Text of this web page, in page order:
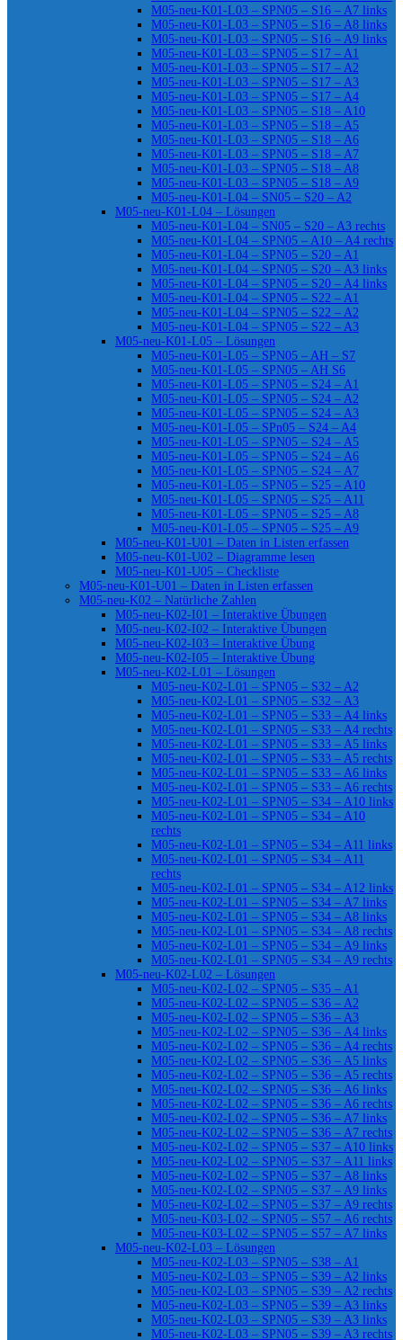
M05-neu-K01-L03 – SPN05 – S16 – A7 links
M05-neu-K01-L03 – SPN05 – S16 – A8 links
M05-neu-K01-L03 – SPN05 – S16 – A9 links
M05-neu-K01-L03 – SPN05 – S17 – A1
M05-neu-K01-L03 – SPN05 – S17 – A2
M05-neu-K01-L03 – SPN05 – S17 – A3
M05-neu-K01-L03 – SPN05 – S17 – A4
M05-neu-K01-L03 – SPN05 – S18 – A10
M05-neu-K01-L03 – SPN05 – S18 – A5
M05-neu-K01-L03 – SPN05 – S18 – A6
M05-neu-K01-L03 – SPN05 – S18 – A7
M05-neu-K01-L03 – SPN05 – S18 – A8
M05-neu-K01-L03 – SPN05 – S18 – A9
M05-neu-K01-L04 – SN05 – S20 – A2
M05-neu-K01-L04 – Lösungen
M05-neu-K01-L04 – SN05 – S20 – A3 rechts
M05-neu-K01-L04 – SPN05 – A10 – A4 rechts
M05-neu-K01-L04 – SPN05 – S20 – A1
M05-neu-K01-L04 – SPN05 – S20 – A3 links
M05-neu-K01-L04 – SPN05 – S20 – A4 links
M05-neu-K01-L04 – SPN05 – S22 – A1
M05-neu-K01-L04 – SPN05 – S22 – A2
M05-neu-K01-L04 – SPN05 – S22 – A3
M05-neu-K01-L05 – Lösungen
M05-neu-K01-L05 – SPN05 – AH – S7
M05-neu-K01-L05 – SPN05 – AH S6
M05-neu-K01-L05 – SPN05 – S24 – A1
M05-neu-K01-L05 – SPN05 – S24 – A2
M05-neu-K01-L05 – SPN05 – S24 – A3
M05-neu-K01-L05 – SPn05 – S24 – A4
M05-neu-K01-L05 – SPN05 – S24 – A5
M05-neu-K01-L05 – SPN05 – S24 – A6
M05-neu-K01-L05 – SPN05 – S24 – A7
M05-neu-K01-L05 – SPN05 – S25 – A10
M05-neu-K01-L05 – SPN05 – S25 – A11
M05-neu-K01-L05 – SPN05 – S25 – A8
M05-neu-K01-L05 – SPN05 – S25 – A9
M05-neu-K01-U01 – Daten in Listen erfassen
M05-neu-K01-U02 – Diagramme lesen
M05-neu-K01-U05 – Checkliste
M05-neu-K01-U01 – Daten in Listen erfassen
M05-neu-K02 – Natürliche Zahlen
M05-neu-K02-I01 – Interaktive Übungen
M05-neu-K02-I02 – Interaktive Übungen
M05-neu-K02-I03 – Interaktive Übung
M05-neu-K02-I05 – Interaktive Übung
M05-neu-K02-L01 – Lösungen
M05-neu-K02-L01 – SPN05 – S32 – A2
M05-neu-K02-L01 – SPN05 – S32 – A3
M05-neu-K02-L01 – SPN05 – S33 – A4 links
M05-neu-K02-L01 – SPN05 – S33 – A4 rechts
M05-neu-K02-L01 – SPN05 – S33 – A5 links
M05-neu-K02-L01 – SPN05 – S33 – A5 rechts
M05-neu-K02-L01 – SPN05 – S33 – A6 links
M05-neu-K02-L01 – SPN05 – S33 – A6 rechts
M05-neu-K02-L01 – SPN05 – S34 – A10 links
M05-neu-K02-L01 – SPN05 – S34 – A10
rechts
M05-neu-K02-L01 – SPN05 – S34 – A11 links
M05-neu-K02-L01 – SPN05 – S34 – A11
rechts
M05-neu-K02-L01 – SPN05 – S34 – A12 links
M05-neu-K02-L01 – SPN05 – S34 – A7 links
M05-neu-K02-L01 – SPN05 – S34 – A8 links
M05-neu-K02-L01 – SPN05 – S34 – A8 rechts
M05-neu-K02-L01 – SPN05 – S34 – A9 links
M05-neu-K02-L01 – SPN05 – S34 – A9 rechts
M05-neu-K02-L02 – Lösungen
M05-neu-K02-L02 – SPN05 – S35 – A1
M05-neu-K02-L02 – SPN05 – S36 – A2
M05-neu-K02-L02 – SPN05 – S36 – A3
M05-neu-K02-L02 – SPN05 – S36 – A4 links
M05-neu-K02-L02 – SPN05 – S36 – A4 rechts
M05-neu-K02-L02 – SPN05 – S36 – A5 links
M05-neu-K02-L02 – SPN05 – S36 – A5 rechts
M05-neu-K02-L02 – SPN05 – S36 – A6 links
M05-neu-K02-L02 – SPN05 – S36 – A6 rechts
M05-neu-K02-L02 – SPN05 – S36 – A7 links
M05-neu-K02-L02 – SPN05 – S36 – A7 rechts
M05-neu-K02-L02 – SPN05 – S37 – A10 links
M05-neu-K02-L02 – SPN05 – S37 – A11 links
M05-neu-K02-L02 – SPN05 – S37 – A8 links
M05-neu-K02-L02 – SPN05 – S37 – A9 links
M05-neu-K02-L02 – SPN05 – S37 – A9 rechts
M05-neu-K03-L02 – SPN05 – S57 – A6 rechts
M05-neu-K03-L02 – SPN05 – S57 – A7 links
M05-neu-K02-L03 – Lösungen
M05-neu-K02-L03 – SPN05 – S38 – A1
M05-neu-K02-L03 – SPN05 – S39 – A2 links
M05-neu-K02-L03 – SPN05 – S39 – A2 rechts
M05-neu-K02-L03 – SPN05 – S39 – A3 links
M05-neu-K02-L03 – SPN05 – S39 – A3 links
M05-neu-K02-L03 – SPN05 – S39 – A3 rechts